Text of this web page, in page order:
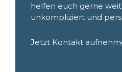
helfen euch gerne
unkompliziert und
Jetzt Kontakt